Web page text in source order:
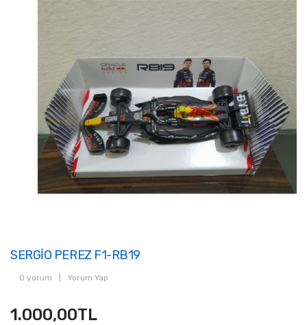
SERGİO PEREZ F1-RB19
0 yorum Yorum Yap
1.000,00TL